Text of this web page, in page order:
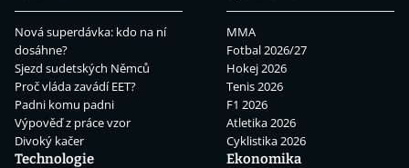
Nová superdávka: kdo na ní
dosáhne?
Sjezd sudetských Němců
Proč vláda zavádí EET?
Padni komu padni
Výpověď z práce vzor
Divoký kačer
MMA
Fotbal 2026/27
Hokej 2026
Tenis 2026
F1 2026
Atletika 2026
Cyklistika 2026
Technologie
Ekonomika